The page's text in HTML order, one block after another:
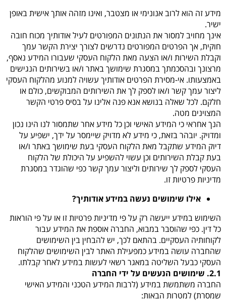
מידע זה הוא לרוב אנונימי או מצטבר, ואינו מזהה אותך אישית באופן
ישיר.
אינך מחויב למסור את הנתונים המפורטים לעיל אודותיך מכוח חובה
חוקית, אך הפרטים המפורטים נדרשים לצורך יצירת הקשר עמך
וקבלת השירות ו/או הצעה מאת הלקוח העסקי שעבורו המידע נאסף,
מרצונך ובהסכמתך במסגרת שימושך באתר ו/או בשירותים הנגישים
באמצעותו. אי-מסירת הפרטים אודותיך עשויה למנוע מהלקוח העסקי
ליצור עמך קשר ו/או לספק לך את השירותים המבוקשים, כולם או
חלקם. לכל שאלה בנושא אנא פנה אלינו על בסיס פרטי הקשר
המצוינים מטה.
הנך אחראי כי המידע האישי וכן כל מידע אחר שתמסור לנו הינו נכון
ומדויק. יובהר בזאת, כי מידע לא מדויק שיימסר על ידך, ישפיע על
דיוק המידע שתקבל מאת הלקוח העסקי בעת שימושך באתר ו/או
בעת קבלת השירותים וכן עשוי להשפיע על היכולת של הלקוח
העסקי לספק לך שירותים וליצור עמך קשר כפי שהוגדר במסגרת
מדיניות פרטיות זו.
אילו שימושים נעשה במידע אודותיך?
השימוש במידע ייעשה רק על פי מדיניות פרטיות זו או על פי הוראות
כל דין. כפי שהוסבר במבוא, החברה אוספת את המידע עבור
לקוחותיה העסקיים. בהתאם לכך, יש להבחין בין השימושים
שהחברה עושה במידע כמפעילת האתר לבין השימושים שהלקוח
העסקי כבעל השליטה במאגר רשאי לעשות במידע לאחר קבלתו.
2.1. שימושים הנעשים על ידי החברה
החברה משתמשת במידע (לרבות המידע הטכני והמידע האישי
שמסרת) למטרות הבאות: